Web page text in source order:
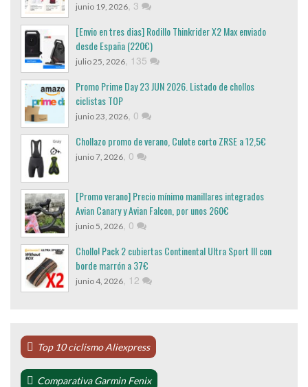
junio 19, 2026, 3
[Envio en tres dias] Rodillo Thinkrider X2 Max enviado
desde España (220€)
julio 25, 2026, 135
Promo Prime Day 23 JUN 2026. Listado de chollos
ciclistas TOP
junio 23, 2026, 0
Chollazo promo de verano, Culote corto ZRSE a 12,5€
junio 7, 2026, 0
[Promo verano] Precio mínimo manillares integrados
Avian Canary y Avian Falcon, por unos 260€
junio 5, 2026, 0
Chollo! Pack 2 cubiertas Continental Ultra Sport III con
borde marrón a 37€
junio 4, 2026, 12
Top 10 ciclismo Aliexpress
Comparativa Garmin Fenix